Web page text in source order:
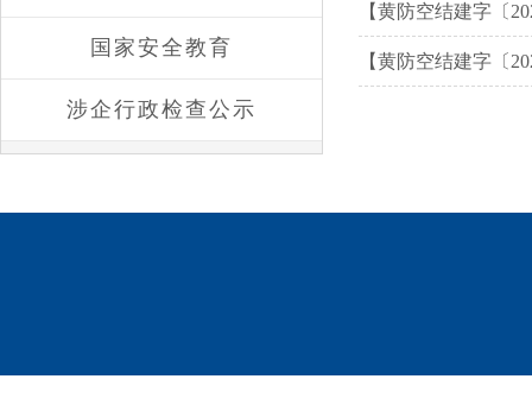
国家安全教育
涉企行政检查公示
【黄防空结建字〔
【黄防空结建字〔